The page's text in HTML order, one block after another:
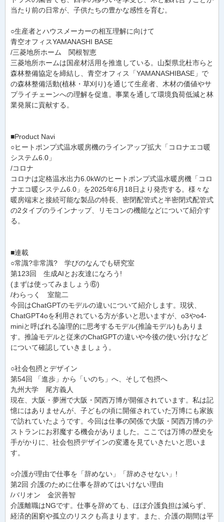
当たり前の日常が、子供たちの豊かな感性を育む。
○生産者とハウスメーカーの相互理解に向けて
青空オフィスYAMANASHI BASE
/三菱地所ホーム 関根智恵
三菱地所ホームは国産材活用を推進している。山梨県北杜市らと
森林整備協定を締結し、青空オフィス「YAMANASHIBASE」で
の森林整備活動(植林・草刈り)を通じて生産者、木材の価値やサ
プライチェーンへの理解を促進。事業を通して環境負荷低減と林
業発展に貢献する。
■Product Navi
○ヒートポンプ式温水暖房機のラインアップ拡大「コロナエコ暖
システム6.0」
/コロナ
コロナは定格温水出力6.0kWのヒートポンプ式温水暖房機「コロ
ナエコ暖システム6.0」を2025年6月18日より発売する。様々な
暖房端末と接続可能な製品の特長、密閉配管式と半密閉式配管式
の2タイプのラインナップ、リモコンの機能などについて紹介す
る。
■連載
○常識?非常識? 学びのなんでも研究室
第123回 生成AIとお友達になろう!
(まずは使ってみましょう⑥)
/わらっく 室龍二
今回はChatGPTのモデルの違いについて紹介します。現状、
ChatGPT4oを利用されている方が多いと思いますが、o3やo4-
miniと呼ばれる論理的に思考するモデル(推論モデル)もありま
す。推論モデルと従来のChatGPTの違いや今後の使い分けなど
について確認していきましょう。
○社会包摂とデザイン
第54回 「進歩」から「いのち」へ、そして包摂へ
九州大学 尾方義人
現在、大阪・夢洲で大阪・関西万博が開催されています。私は記
憶にはありませんが、子どもの頃に開催されていた万博にも家族
で訪れていたようです。今回は仕事の関係で大阪・関西万博のテ
ストランにお邪魔する機会がありました。ここでは万博の歴史を
手がかりに、社会包摂デザインの変遷を見ていきたいと思いま
す。
○介護が理由で仕事を「辞めない」「辞めさせない」!
第2回 介護のために仕事を辞めてはいけない理由
/バリオン 金沢善智
介護離職はNGです。仕事を辞めても、ほぼ介護負担は減らず、
経済的困窮や孤立のリスクも高まります。また、介護の期間は平